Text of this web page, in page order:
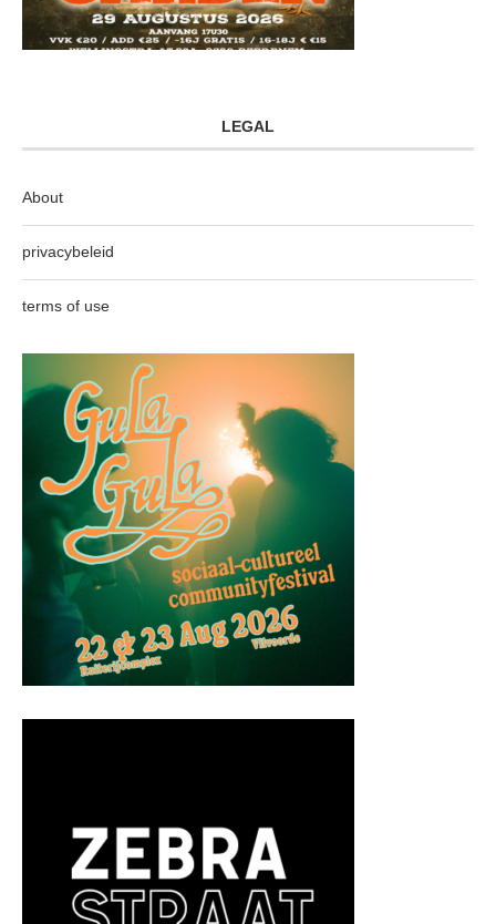
LEGAL
About
privacybeleid
terms of use